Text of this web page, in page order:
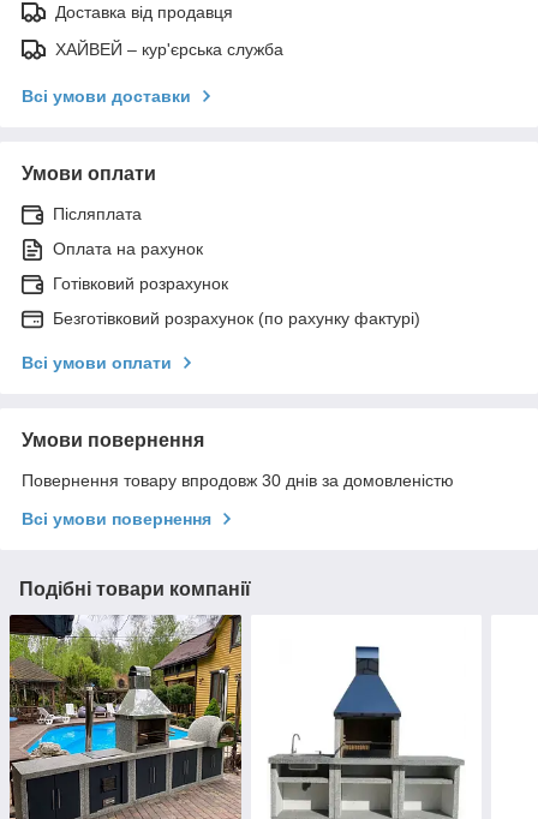
Доставка від продавця
ХАЙВЕЙ – кур'єрська служба
Всі умови доставки
Умови оплати
Післяплата
Оплата на рахунок
Готівковий розрахунок
Безготівковий розрахунок (по рахунку фактурі)
Всі умови оплати
Умови повернення
Повернення товару впродовж 30 днів за домовленістю
Всі умови повернення
Подібні товари компанії